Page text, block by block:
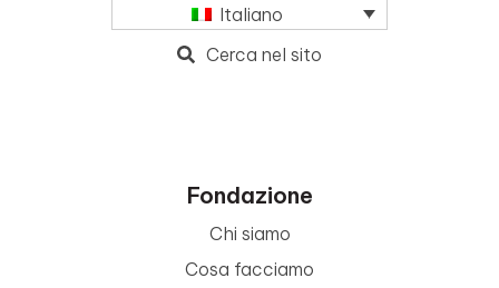
Italiano
Cerca nel sito
Fondazione
Chi siamo
Cosa facciamo